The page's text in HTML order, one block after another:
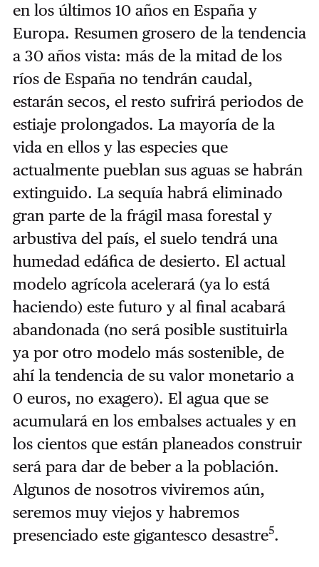
en los últimos 10 años en España y
Europa. Resumen grosero de la tendencia
a 30 años vista: más de la mitad de los
ríos de España no tendrán caudal,
estarán secos, el resto sufrirá periodos de
estiaje prolongados. La mayoría de la
vida en ellos y las especies que
actualmente pueblan sus aguas se habrán
extinguido. La sequía habrá eliminado
gran parte de la frágil masa forestal y
arbustiva del país, el suelo tendrá una
humedad edáfica de desierto. El actual
modelo agrícola acelerará (ya lo está
haciendo) este futuro y al final acabará
abandonada (no será posible sustituirla
ya por otro modelo más sostenible, de
ahí la tendencia de su valor monetario a
0 euros, no exagero). El agua que se
acumulará en los embalses actuales y en
los cientos que están planeados construir
será para dar de beber a la población.
Algunos de nosotros viviremos aún,
seremos muy viejos y habremos
presenciado este gigantesco desastre5.